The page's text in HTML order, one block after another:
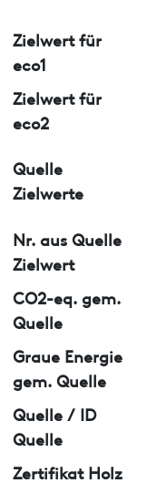
Zielwert für
eco1
Zielwert für
eco2
Quelle
Zielwerte
Nr. aus Quelle
Zielwert
CO2-eq. gem.
Quelle
Graue Energie
gem. Quelle
Quelle / ID
Quelle
Zertifikat Holz